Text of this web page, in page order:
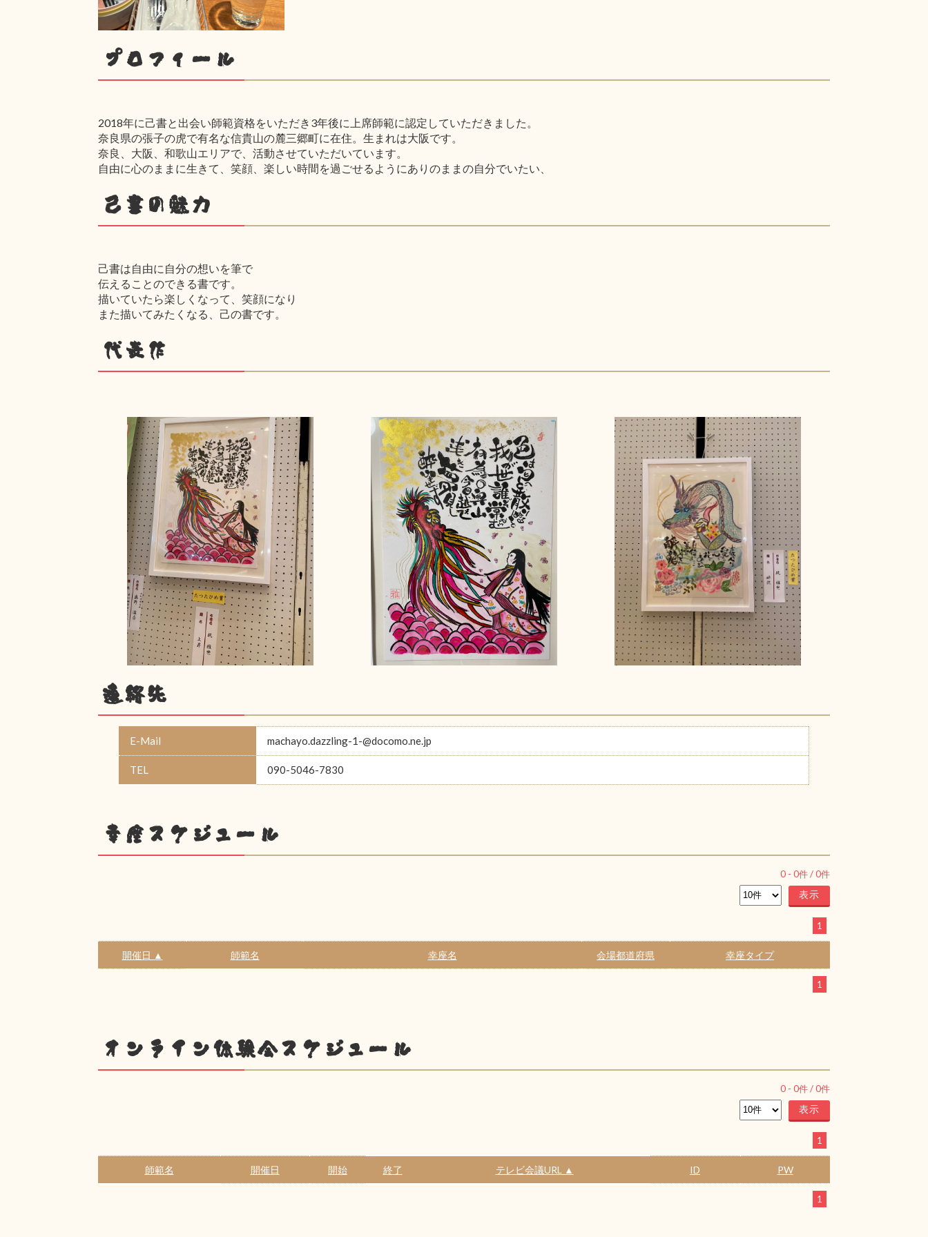
プロフィール
2018年に己書と出会い師範資格をいただき3年後に上席師範に認定していただきました。
奈良県の張子の虎で有名な信貴山の麓三郷町に在住。生まれは大阪です。
奈良、大阪、和歌山エリアで、活動させていただいています。
自由に心のままに生きて、笑顔、楽しい時間を過ごせるようにありのままの自分でいたい、
己書の魅力
己書は自由に自分の想いを筆で
伝えることのできる書です。
描いていたら楽しくなって、笑顔になり
また描いてみたくなる、己の書です。
代表作
連絡先
E-Mail machayo.dazzling-1-@docomo.ne.jp
TEL 090-5046-7830
幸座スケジュール
0 - 0件 /0件
1
開催日 ▲ 師範名 幸座名 会場都道府県 幸座タイプ
1
オンライン体験会スケジュール
0 - 0件 /0件
1
師範名 開催日 開始 終了 テレビ会議URL ▲ ID PW
1